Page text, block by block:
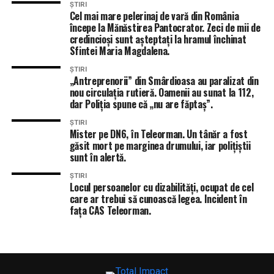
Felicitări, doamnelor și domnilor și mult succes”.
ȘTIRI
Cel mai mare pelerinaj de vară din România
începe la Mănăstirea Pantocrator. Zeci de mii de
credincioși sunt așteptați la hramul închinat
Sfintei Maria Magdalena.
ȘTIRI
„Antreprenorii” din Smârdioasa au paralizat din
nou circulația rutieră. Oamenii au sunat la 112,
dar Poliția spune că „nu are făptaș”.
ȘTIRI
Mister pe DN6, în Teleorman. Un tânăr a fost
găsit mort pe marginea drumului, iar polițiștii
sunt în alertă.
ȘTIRI
Locul persoanelor cu dizabilități, ocupat de cel
care ar trebui să cunoască legea. Incident în
fața CAS Teleorman.